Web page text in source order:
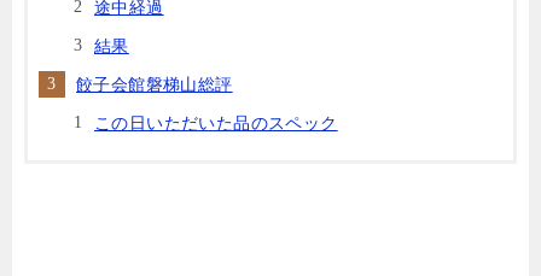
途中経過
結果
餃子会館磐梯山総評
この日いただいた品のスペック